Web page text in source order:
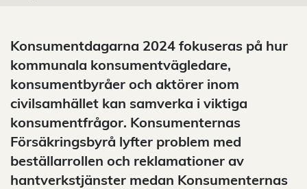
Konsumentdagarna 2024 fokuseras på hur
kommunala konsumentvägledare,
konsumentbyråer och aktörer inom
civilsamhället kan samverka i viktiga
konsumentfrågor. Konsumenternas
Försäkringsbyrå lyfter problem med
beställarrollen och reklamationer av
hantverkstjänster medan Konsumenternas